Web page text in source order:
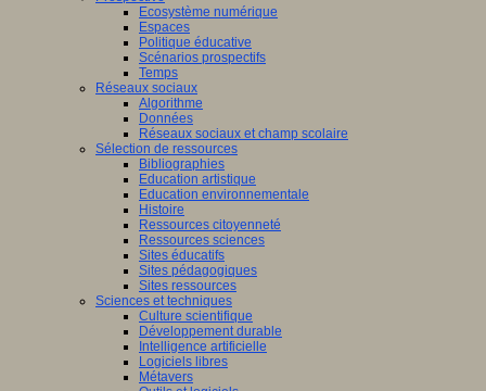
Ecosystème numérique
Espaces
Politique éducative
Scénarios prospectifs
Temps
Réseaux sociaux
Algorithme
Données
Réseaux sociaux et champ scolaire
Sélection de ressources
Bibliographies
Education artistique
Education environnementale
Histoire
Ressources citoyenneté
Ressources sciences
Sites éducatifs
Sites pédagogiques
Sites ressources
Sciences et techniques
Culture scientifique
Développement durable
Intelligence artificielle
Logiciels libres
Métavers